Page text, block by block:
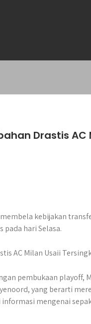
Drastis AC
kebijakan
pada hari Selasa.
pembukaan playoff,
yang berarti
mengenai